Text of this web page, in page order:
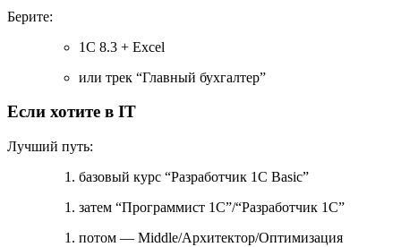
Берите:
1С 8.3 + Excel
или трек “Главный бухгалтер”
Если хотите в IT
Лучший путь:
базовый курс “Разработчик 1С Basic”
затем “Программист 1С”/“Разработчик 1С”
потом — Middle/Архитектор/Оптимизация